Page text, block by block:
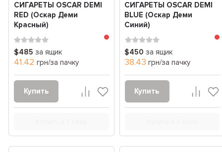
СИГАРЕТЫ OSCAR DEMI
RED (Оскар Деми
Красный)
$485 за ящик
41.42 грн/за пачку
Купить
СИГАРЕТЫ OSCAR DEMI
BLUE (Оскар Деми
Синий)
$450 за ящик
38.43 грн/за пачку
Купить